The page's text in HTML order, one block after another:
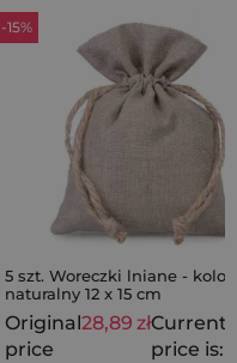
-15%
5 szt. Woreczki lniane - kolor
naturalny 12 x 15 cm
Original
price
28,89 złCurrent
price is: